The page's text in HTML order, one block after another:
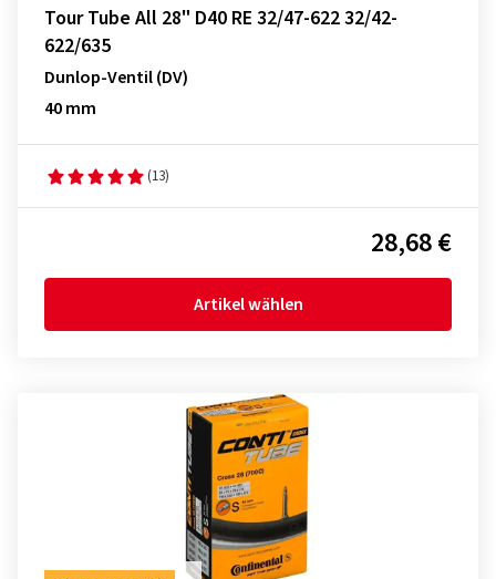
Tour Tube All 28" D40 RE 32/47-622 32/42-
622/635
Dunlop-Ventil (DV)
40 mm
(13)
28,68 €
Artikel wählen